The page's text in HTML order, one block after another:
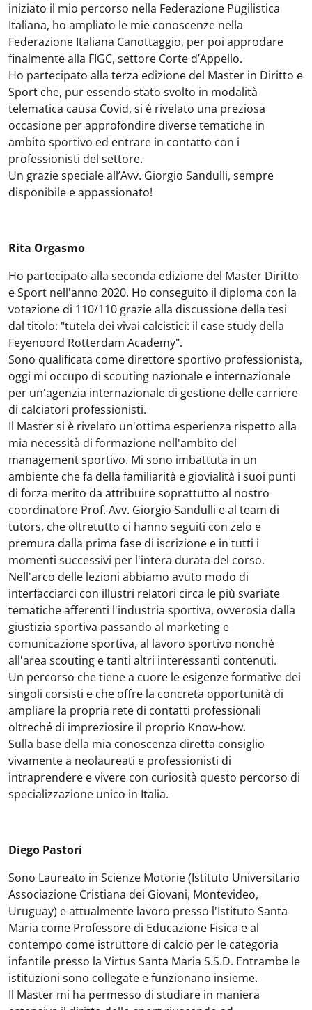
iniziato il mio percorso nella Federazione Pugilistica
Italiana, ho ampliato le mie conoscenze nella
Federazione Italiana Canottaggio, per poi approdare
finalmente alla FIGC, settore Corte d’Appello.
Ho partecipato alla terza edizione del Master in Diritto e
Sport che, pur essendo stato svolto in modalità
telematica causa Covid, si è rivelato una preziosa
occasione per approfondire diverse tematiche in
ambito sportivo ed entrare in contatto con i
professionisti del settore.
Un grazie speciale all’Avv. Giorgio Sandulli, sempre
disponibile e appassionato!
Rita Orgasmo
Ho partecipato alla seconda edizione del Master Diritto
e Sport nell'anno 2020. Ho conseguito il diploma con la
votazione di 110/110 grazie alla discussione della tesi
dal titolo: "tutela dei vivai calcistici: il case study della
Feyenoord Rotterdam Academy".
Sono qualificata come direttore sportivo professionista,
oggi mi occupo di scouting nazionale e internazionale
per un'agenzia internazionale di gestione delle carriere
di calciatori professionisti.
Il Master si è rivelato un'ottima esperienza rispetto alla
mia necessità di formazione nell'ambito del
management sportivo. Mi sono imbattuta in un
ambiente che fa della familiarità e giovialità i suoi punti
di forza merito da attribuire soprattutto al nostro
coordinatore Prof. Avv. Giorgio Sandulli e al team di
tutors, che oltretutto ci hanno seguiti con zelo e
premura dalla prima fase di iscrizione e in tutti i
momenti successivi per l'intera durata del corso.
Nell'arco delle lezioni abbiamo avuto modo di
interfacciarci con illustri relatori circa le più svariate
tematiche afferenti l'industria sportiva, ovverosia dalla
giustizia sportiva passando al marketing e
comunicazione sportiva, al lavoro sportivo nonché
all'area scouting e tanti altri interessanti contenuti.
Un percorso che tiene a cuore le esigenze formative dei
singoli corsisti e che offre la concreta opportunità di
ampliare la propria rete di contatti professionali
oltreché di impreziosire il proprio Know-how.
Sulla base della mia conoscenza diretta consiglio
vivamente a neolaureati e professionisti di
intraprendere e vivere con curiosità questo percorso di
specializzazione unico in Italia.
Diego Pastori
Sono Laureato in Scienze Motorie (Istituto Universitario
Associazione Cristiana dei Giovani, Montevideo,
Uruguay) e attualmente lavoro presso l'Istituto Santa
Maria come Professore di Educazione Fisica e al
contempo come istruttore di calcio per le categoria
infantile presso la Virtus Santa Maria S.S.D. Entrambe le
istituzioni sono collegate e funzionano insieme.
Il Master mi ha permesso di studiare in maniera